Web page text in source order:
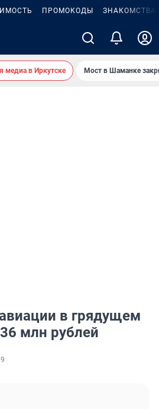
ПРОМОКОДЫ ЗНАКОМСТВА
медиа в Иркутске Мост в Шаманке
в грядущем
млн рублей